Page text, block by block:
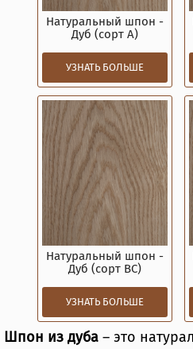
Натуральный шпон -
Дуб (сорт A)
УЗНАТЬ БОЛЬШЕ
Натуральный шпон -
Дуб (сорт BC)
УЗНАТЬ БОЛЬШЕ
Шпон из дуба – это